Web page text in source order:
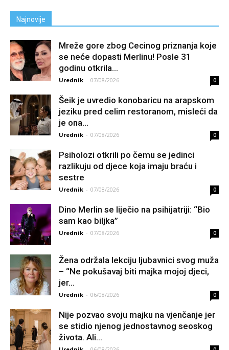
Najnovije
Mreže gore zbog Cecinog priznanja koje
se neće dopasti Merlinu! Posle 31
godinu otkrila...
Urednik - 07/08/2026 0
Šeik je uvredio konobaricu na arapskom
jeziku pred celim restoranom, misleći da
je ona...
Urednik - 07/08/2026 0
Psiholozi otkrili po čemu se jedinci
razlikuju od djece koja imaju braću i
sestre
Urednik - 07/08/2026 0
Dino Merlin se liječio na psihijatriji: “Bio
sam kao biljka”
Urednik - 07/08/2026 0
Žena održala lekciju ljubavnici svog muža
– “Ne pokušavaj biti majka mojoj djeci,
jer...
Urednik - 06/08/2026 0
Nije pozvao svoju majku na vjenčanje jer
se stidio njenog jednostavnog seoskog
života. Ali...